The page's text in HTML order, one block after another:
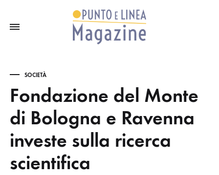
SOCIETÀ
Fondazione del Monte
di Bologna e Ravenna
investe sulla ricerca
scientifica